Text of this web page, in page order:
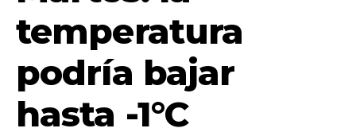
temperatura
podría bajar
hasta -1°C